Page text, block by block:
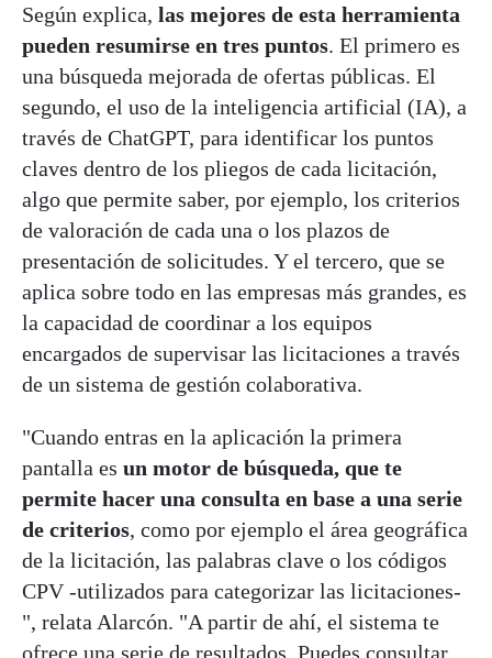
Según explica, las mejores de esta herramienta
pueden resumirse en tres puntos. El primero es
una búsqueda mejorada de ofertas públicas. El
segundo, el uso de la inteligencia artificial (IA), a
través de ChatGPT, para identificar los puntos
claves dentro de los pliegos de cada licitación,
algo que permite saber, por ejemplo, los criterios
de valoración de cada una o los plazos de
presentación de solicitudes. Y el tercero, que se
aplica sobre todo en las empresas más grandes, es
la capacidad de coordinar a los equipos
encargados de supervisar las licitaciones a través
de un sistema de gestión colaborativa.
"Cuando entras en la aplicación la primera
pantalla es un motor de búsqueda, que te
permite hacer una consulta en base a una serie
de criterios, como por ejemplo el área geográfica
de la licitación, las palabras clave o los códigos
CPV -utilizados para categorizar las licitaciones-
", relata Alarcón. "A partir de ahí, el sistema te
ofrece una serie de resultados. Puedes consultar